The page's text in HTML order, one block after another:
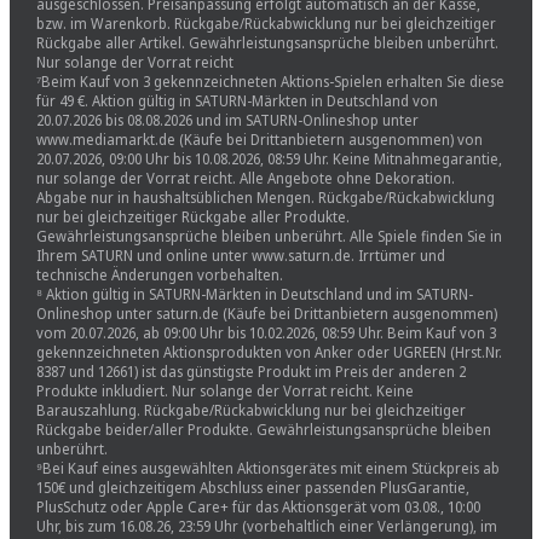
bzw. im Warenkorb. Rückgabe/Rückabwicklung nur bei gleichzeitiger
Rückgabe aller Artikel. Gewährleistungsansprüche bleiben unberührt.
Nur solange der Vorrat reicht
⁷Beim Kauf von 3 gekennzeichneten Aktions-Spielen erhalten Sie diese
für 49 €. Aktion gültig in SATURN-Märkten in Deutschland von
20.07.2026 bis 08.08.2026 und im SATURN-Onlineshop unter
www.mediamarkt.de (Käufe bei Drittanbietern ausgenommen) von
20.07.2026, 09:00 Uhr bis 10.08.2026, 08:59 Uhr. Keine Mitnahmegarantie,
nur solange der Vorrat reicht. Alle Angebote ohne Dekoration.
Abgabe nur in haushaltsüblichen Mengen. Rückgabe/Rückabwicklung
nur bei gleichzeitiger Rückgabe aller Produkte.
Gewährleistungsansprüche bleiben unberührt. Alle Spiele finden Sie in
Ihrem SATURN und online unter www.saturn.de. Irrtümer und
technische Änderungen vorbehalten.
⁸ Aktion gültig in SATURN-Märkten in Deutschland und im SATURN-
Onlineshop unter saturn.de (Käufe bei Drittanbietern ausgenommen)
vom 20.07.2026, ab 09:00 Uhr bis 10.02.2026, 08:59 Uhr. Beim Kauf von 3
gekennzeichneten Aktionsprodukten von Anker oder UGREEN (Hrst.Nr.
8387 und 12661) ist das günstigste Produkt im Preis der anderen 2
Produkte inkludiert. Nur solange der Vorrat reicht. Keine
Barauszahlung. Rückgabe/Rückabwicklung nur bei gleichzeitiger
Rückgabe beider/aller Produkte. Gewährleistungsansprüche bleiben
unberührt.
⁹Bei Kauf eines ausgewählten Aktionsgerätes mit einem Stückpreis ab
150€ und gleichzeitigem Abschluss einer passenden PlusGarantie,
PlusSchutz oder Apple Care+ für das Aktionsgerät vom 03.08., 10:00
Uhr, bis zum 16.08.26, 23:59 Uhr (vorbehaltlich einer Verlängerung), im